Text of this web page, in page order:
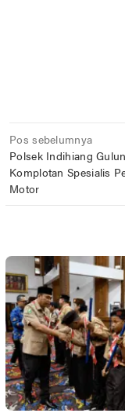
Navigasi
pos
Pos sebelumnya
Polsek Indihiang
Komplotan Spesialis
Motor